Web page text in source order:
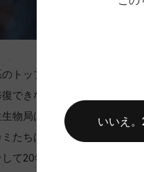
トップにいるオオカミがい
復できないほどバランスを
物局はオオカミの個体数の
たちは草食動物を捕食する
して20年後、成長した草木
いいえ。